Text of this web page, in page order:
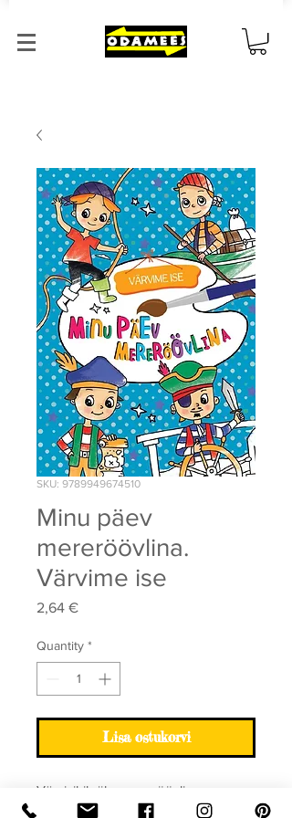
SKU: 9789949674510
Minu päev
mereröövlina.
Värvime ise
2,64 €Price
Quantity *
Lisa ostukorvi
Värvivihik ühe mereröövli
teguderohkest päevast.